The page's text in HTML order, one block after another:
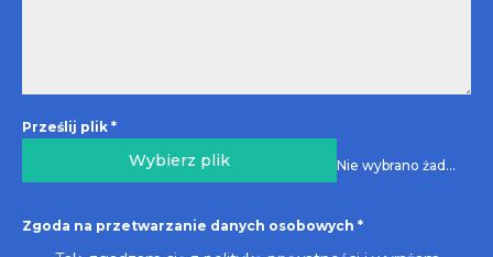
Prześlij plik *
Wybierz plik Nie wybrano żadnego pliku
Zgoda na przetwarzanie danych osobowych *